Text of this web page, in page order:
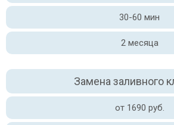
30-60 мин
2 месяца
Замена заливного
от 1690 руб.